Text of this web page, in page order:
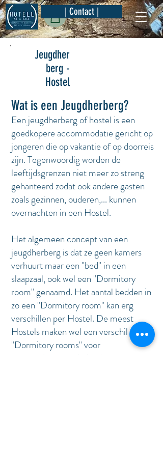
| Contact |
Jeugdher
berg -
Hostel
Wat is een Jeugdherberg?
Een jeugdherberg of hostel is een
goedkopere accommodatie gericht op
jongeren die op vakantie of op doorreis
zijn. Tegenwoordig worden de
leeftijdsgrenzen niet meer zo streng
gehanteerd zodat ook andere gasten
zoals gezinnen, ouderen,... kunnen
overnachten in een Hostel.
Het algemeen concept van een
jeugdherberg is dat ze geen kamers
verhuurt maar een "bed" in een
slaapzaal, ook wel een "Dormitory
room" genaamd. Het aantal bedden in
zo een "Dormitory room" kan erg
verschillen per Hostel. De meest
Hostels maken wel een verschil tussen
"Dormitory rooms" voor
mannen/vrouwen/mixed.